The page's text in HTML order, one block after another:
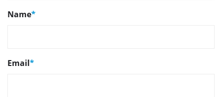
Name*
Email*